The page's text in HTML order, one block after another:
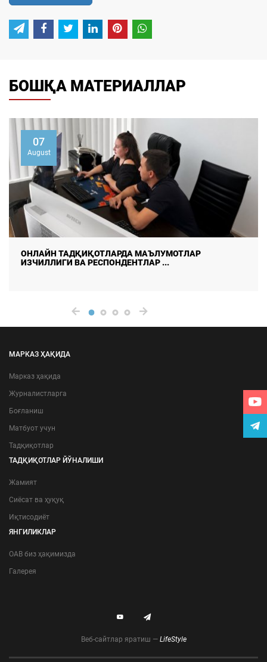
БОШҚА МАТЕРИАЛЛАР
07
August
ОНЛАЙН ТАДҚИҚОТЛАРДА МАЪЛУМОТЛАР
ИЗЧИЛЛИГИ ВА РЕСПОНДЕНТЛАР ...
МАРКАЗ ҲАҚИДА
Марказ ҳақида
Журналистларга
Боғланиш
Матбуот учун
Тадқиқотлар
ТАДҚИҚОТЛАР ЙЎНАЛИШИ
Жамият
Сиёсат ва ҳуқуқ
Иқтисодиёт
ЯНГИЛИКЛАР
ОАВ биз ҳақимизда
Галерея
Веб-сайтлар яратиш — LifeStyle